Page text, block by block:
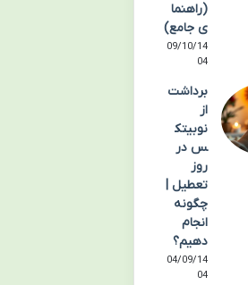
(راهنما
ی جامع)
09/10/14
04
برداشت
از
نوبیتک
س در
روز
تعطیل |
چگونه
انجام
دهیم؟
04/09/14
04